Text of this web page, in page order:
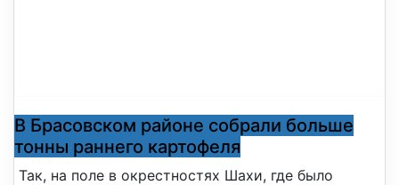
В Брасовском районе собрали больше
тонны раннего картофеля
Так, на поле в окрестностях Шахи, где было